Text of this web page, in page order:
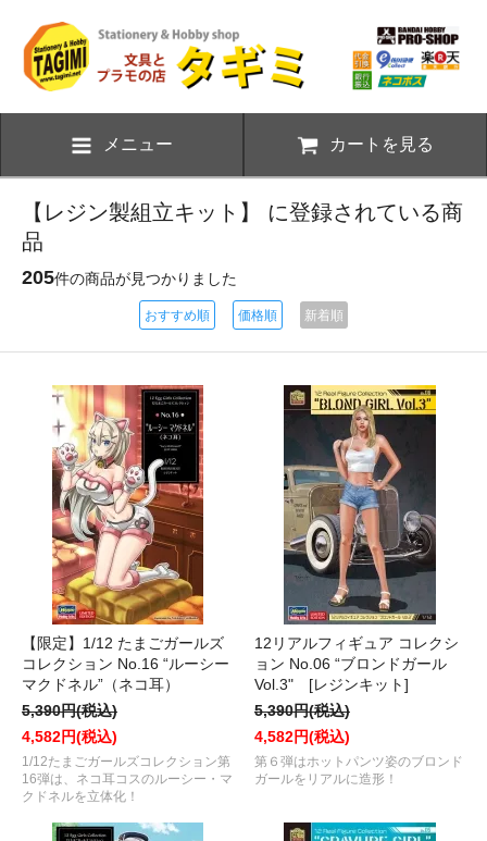
メニュー カートを見る
【レジン製組立キット】 に登録されている商
品
205件の商品が見つかりました
おすすめ順 価格順 新着順
【限定】1/12 たまごガールズ
コレクション No.16 “ルーシー
マクドネル”（ネコ耳）
5,390円(税込)
4,582円(税込)
1/12たまごガールズコレクション第
16弾は、ネコ耳コスのルーシー・マ
クドネルを立体化！
12リアルフィギュア コレクシ
ョン No.06 “ブロンドガール
Vol.3" [レジンキット]
5,390円(税込)
4,582円(税込)
第６弾はホットパンツ姿のブロンド
ガールをリアルに造形！